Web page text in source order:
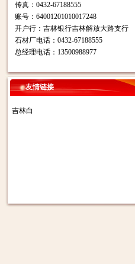
传真：0432-67188555
账号：64001201010017248
开户行：吉林银行吉林解放大路支行
石材厂电话：0432-67188555
总经理电话：13500988977
友情链接
吉林白